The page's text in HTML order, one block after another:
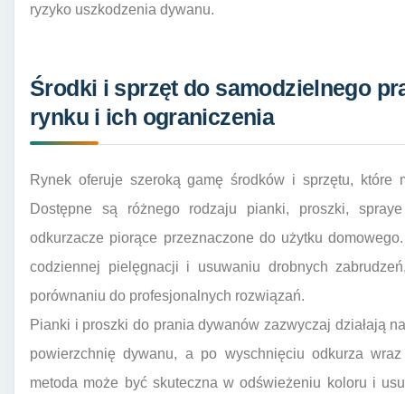
ryzyko uszkodzenia dywanu.
Środki i sprzęt do samodzielnego
rynku i ich ograniczenia
Rynek oferuje szeroką gamę środków i sprzętu, które
Dostępne są różnego rodzaju pianki, proszki,
odkurzacze piorące przeznaczone do użytku
codziennej pielęgnacji i usuwaniu drobnych
porównaniu do profesjonalnych rozwiązań.
Pianki i proszki do prania dywanów zazwyczaj działają
powierzchnię dywanu, a po wyschnięciu odkurza
metoda może być skuteczna w odświeżeniu koloru i